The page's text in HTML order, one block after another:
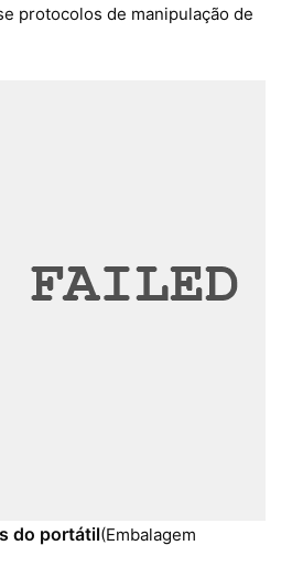
protocolos de manipulação de
do portátil(Embalagem